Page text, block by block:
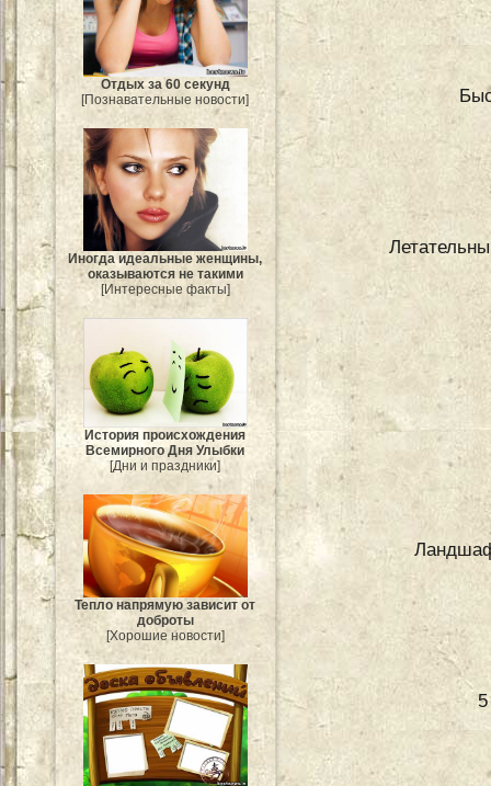
Отдых за 60 секунд
[Познавательные новости]
Иногда идеальные женщины,
оказываются не такими
[Интересные факты]
История происхождения
Всемирного Дня Улыбки
[Дни и праздники]
Тепло напрямую зависит от
доброты
[Хорошие новости]